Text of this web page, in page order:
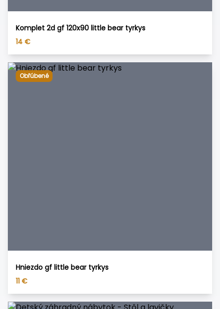
Komplet 2d gf 120x90 little bear tyrkys
14 €
Obľúbené
Hniezdo gf little bear tyrkys
11 €